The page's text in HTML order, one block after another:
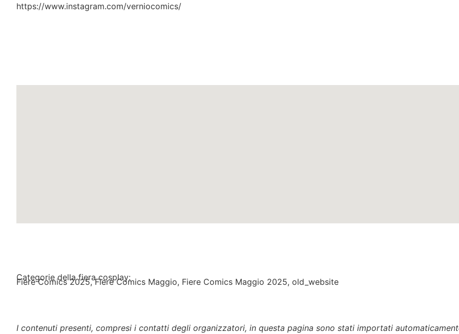
https://www.instagram.com/verniocomics/
Categorie della fiera cosplay:
Fiere Comics 2025,Fiere Comics Maggio, Fiere Comics Maggio 2025, old_website
I contenuti presenti, compresi i contatti degli organizzatori, in questa pagina sono stati importati